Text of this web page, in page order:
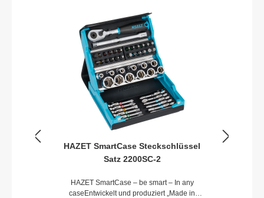
HAZET SmartCase Steckschlüssel
Satz 2200SC-2
HAZET SmartCase – be smart – In any
caseEntwickelt und produziert „Made in